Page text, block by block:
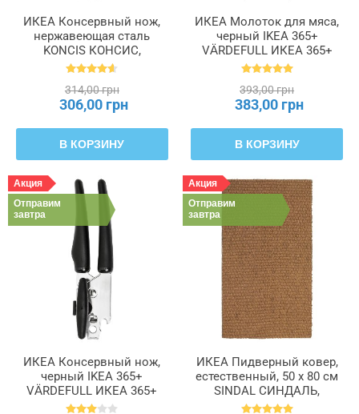
ИКЕА Консервный нож,
нержавеющая сталь
KONCIS КОНСИС,
000.815.34
314,00 грн
306,00 грн
В КОРЗИНУ
ИКЕА Молоток для мяса,
черный IKEA 365+
VÄRDEFULL ИКЕА 365+
ВЭРДЕФУЛ, 701.527.40
393,00 грн
383,00 грн
В КОРЗИНУ
Акция
Отправим
завтра
ИКЕА Консервный нож,
черный IKEA 365+
VÄRDEFULL ИКЕА 365+
ВЭРДЕФУЛ, 801.521.55
Акция
Отправим
завтра
ИКЕА Пидверный ковер,
естественный, 50 x 80 см
SINDAL СИНДАЛЬ,
800.476.35